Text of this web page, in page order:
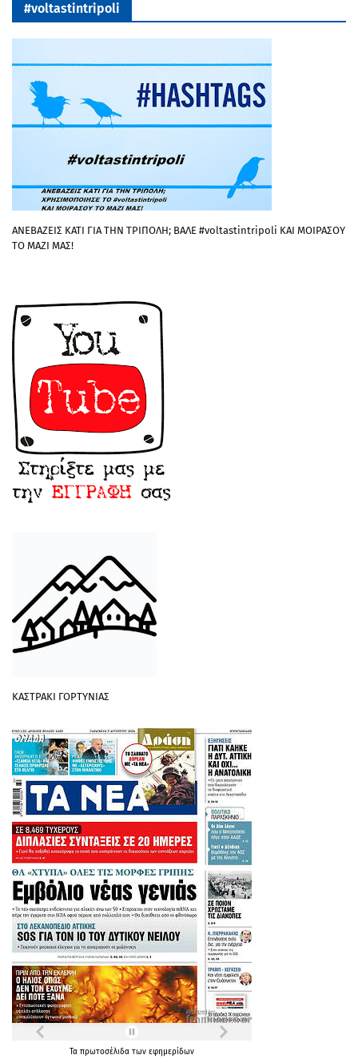
#voltastintripoli
ΑΝΕΒΑΖΕΙΣ ΚΑΤΙ ΓΙΑ ΤΗΝ ΤΡΙΠΟΛΗ; ΒΑΛΕ #voltastintripoli ΚΑΙ ΜΟΙΡΑΣΟΥ
ΤΟ ΜΑΖΙ ΜΑΣ!
ΚΑΣΤΡΑΚΙ ΓΟΡΤΥΝΙΑΣ
Τα πρωτοσέλιδα των εφημερίδων